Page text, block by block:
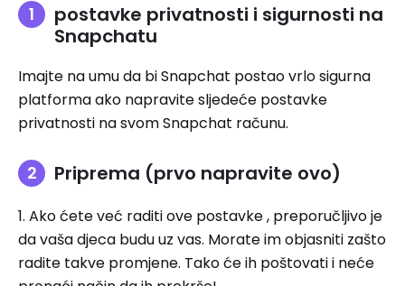
postavke privatnosti i sigurnosti na
Snapchatu
Imajte na umu da bi Snapchat postao vrlo sigurna
platforma ako napravite sljedeće postavke
privatnosti na svom Snapchat računu.
Priprema (prvo napravite ovo)
1. Ako ćete već raditi ove postavke , preporučljivo je
da vaša djeca budu uz vas. Morate im objasniti zašto
radite takve promjene. Tako će ih poštovati i neće